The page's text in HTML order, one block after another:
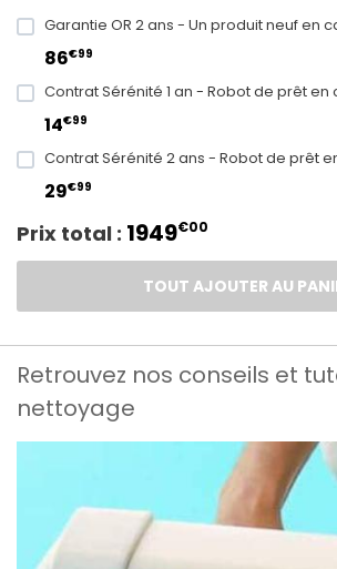
Garantie OR 2 ans - Un produit neuf en
86€99
Contrat Sérénité 1 an - Robot de prêt en
14€99
Contrat Sérénité 2 ans - Robot de prêt
29€99
Prix total : 1949€00
TOUT AJOUTER AU
Retrouvez nos conseils et
nettoyage